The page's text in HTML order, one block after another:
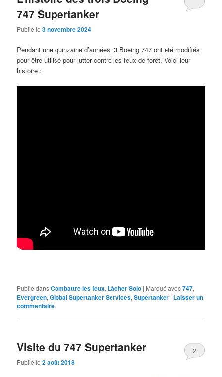
747 Supertanker
Publié le3 novembre 2024
Pendant une quinzaine d’années, 3 Boeing 747 ont été modifiés
pour être utilisé pour lutter contre les feux de forêt. Voici leur
histoire :
Publié dansCombattre les feux, Lâcher Solo | Marqué avec747,
Evergreen,Global Supertanker Services,Supertanker | Laisser un
commentaire
Visite du 747 Supertanker
Publié le2 août 2018
2